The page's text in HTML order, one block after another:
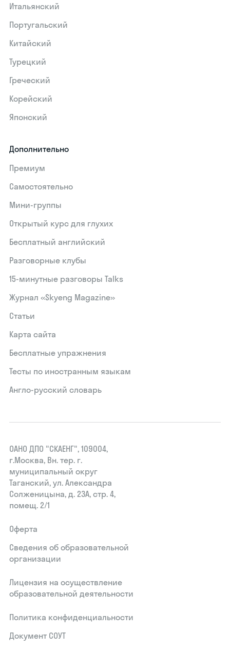
Итальянский
Португальский
Китайский
Турецкий
Греческий
Корейский
Японский
Дополнительно
Премиум
Самостоятельно
Мини-группы
Открытый курс для глухих
Бесплатный английский
Разговорные клубы
15‑минутные разговоры Talks
Журнал «Skyeng Magazine»
Статьи
Карта сайта
Бесплатные упражнения
Тесты по иностранным языкам
Англо-русский словарь
ОАНО ДПО "СКАЕНГ", 109004,
г.Москва, Вн. тер. г.
муниципальный округ
Таганский, ул. Александра
Солженицына, д. 23А, стр. 4,
помещ. 2/1
Оферта
Сведения об образовательной
организации
Лицензия на осуществление
образовательной деятельности
Политика конфиденциальности
Документ СОУТ